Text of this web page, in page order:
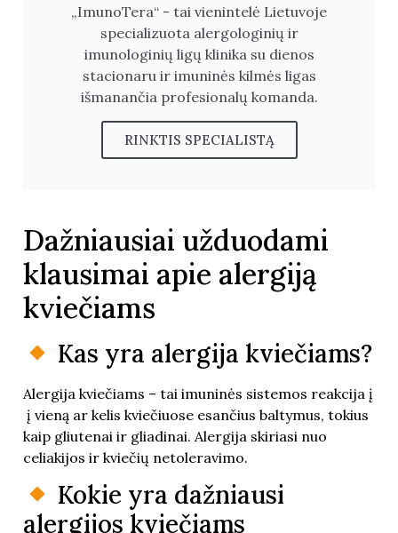
„ImunoTera“ - tai vienintelė Lietuvoje
specializuota alergologinių ir
imunologinių ligų klinika su dienos
stacionaru ir imuninės kilmės ligas
išmanančia profesionalų komanda.
RINKTIS SPECIALISTĄ
Dažniausiai užduodami
klausimai apie alergiją
kviečiams
Kas yra alergija kviečiams?
Alergija kviečiams – tai imuninės sistemos reakcija į
į vieną ar kelis kviečiuose esančius baltymus, tokius
kaip gliutenai ir gliadinai. Alergija skiriasi nuo
celiakijos ir kviečių netoleravimo.
Kokie yra dažniausi
alergijos kviečiams